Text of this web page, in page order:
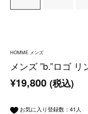
HOMME メンズ
メンズ ”b.”ロゴ リ
¥19,800 (税込)
お気に入り登録数： 41 人